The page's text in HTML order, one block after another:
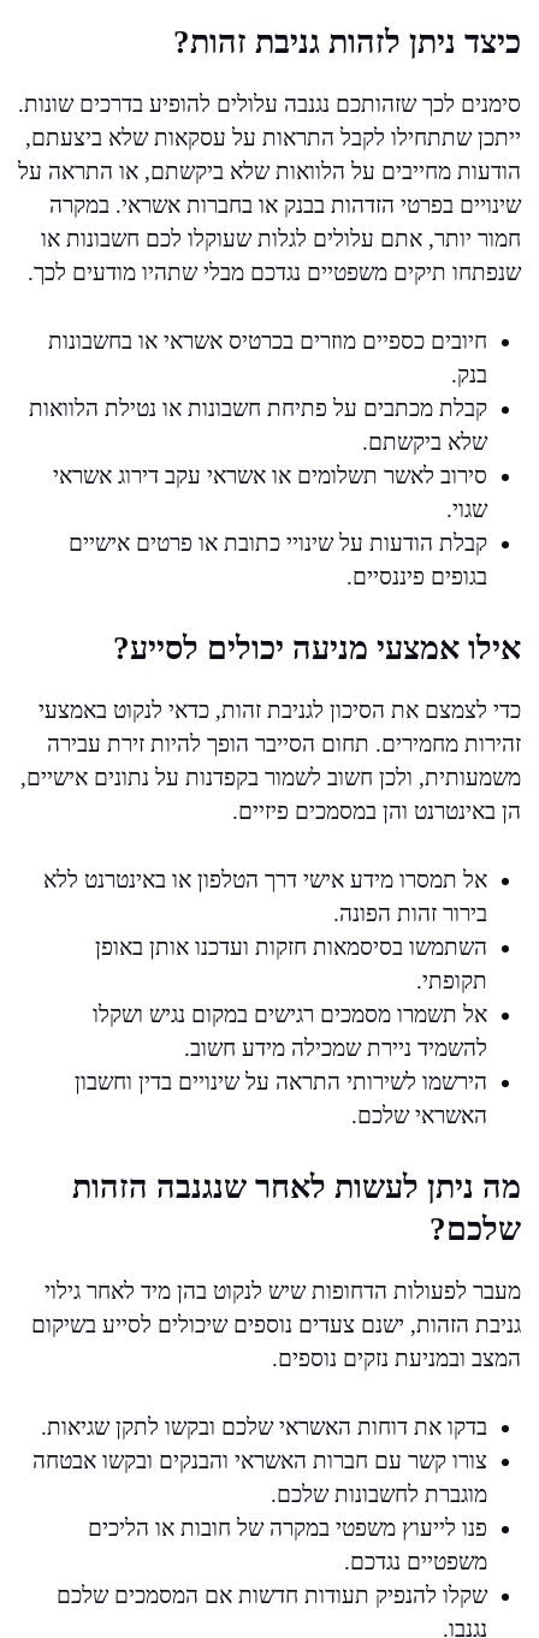
כיצד ניתן לזהות גניבת זהות?
סימנים לכך שזהותכם נגנבה עלולים להופיע בדרכים שונות.
ייתכן שתתחילו לקבל התראות על עסקאות שלא ביצעתם,
הודעות מחייבים על הלוואות שלא ביקשתם, או התראה על
שינויים בפרטי הזדהות בבנק או בחברות אשראי. במקרה
חמור יותר, אתם עלולים לגלות שעוקלו לכם חשבונות או
שנפתחו תיקים משפטיים נגדכם מבלי שתהיו מודעים לכך.
חיובים כספיים מוזרים בכרטיס אשראי או בחשבונות
בנק.
קבלת מכתבים על פתיחת חשבונות או נטילת הלוואות
שלא ביקשתם.
סירוב לאשר תשלומים או אשראי עקב דירוג אשראי
שגוי.
קבלת הודעות על שינויי כתובת או פרטים אישיים
בגופים פיננסיים.
אילו אמצעי מניעה יכולים לסייע?
כדי לצמצם את הסיכון לגניבת זהות, כדאי לנקוט באמצעי
זהירות מחמירים. תחום הסייבר הופך להיות זירת עבירה
משמעותית, ולכן חשוב לשמור בקפדנות על נתונים אישיים,
הן באינטרנט והן במסמכים פיזיים.
אל תמסרו מידע אישי דרך הטלפון או באינטרנט ללא
בירור זהות הפונה.
השתמשו בסיסמאות חזקות ועדכנו אותן באופן
תקופתי.
אל תשמרו מסמכים רגישים במקום נגיש ושקלו
להשמיד ניירת שמכילה מידע חשוב.
הירשמו לשירותי התראה על שינויים בדין וחשבון
האשראי שלכם.
מה ניתן לעשות לאחר שנגנבה הזהות
שלכם?
מעבר לפעולות הדחופות שיש לנקוט בהן מיד לאחר גילוי
גניבת הזהות, ישנם צעדים נוספים שיכולים לסייע בשיקום
המצב ובמניעת נזקים נוספים.
בדקו את דוחות האשראי שלכם ובקשו לתקן שגיאות.
צורו קשר עם חברות האשראי והבנקים ובקשו אבטחה
מוגברת לחשבונות שלכם.
פנו לייעוץ משפטי במקרה של חובות או הליכים
משפטיים נגדכם.
שקלו להנפיק תעודות חדשות אם המסמכים שלכם
נגנבו.